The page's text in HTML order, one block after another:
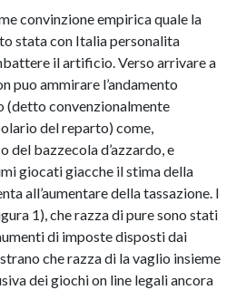
convinzione empirica quale la
stata con Italia personalita
il artificio. Verso arrivare a
puo ammirare l’andamento
(detto convenzionalmente
del reparto) come,
del bazzecola d’azzardo, e
giocati giacche il stima della
all’aumentare della tassazione. I
1), che razza di pure sono stati
di imposte disposti dai
che razza di la vaglio insieme
dei giochi on line legali ancora